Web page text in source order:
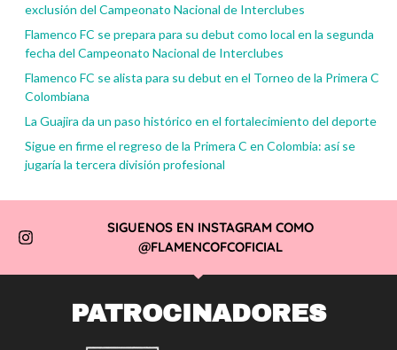
exclusión del Campeonato Nacional de Interclubes
Flamenco FC se prepara para su debut como local en la segunda
fecha del Campeonato Nacional de Interclubes
Flamenco FC se alista para su debut en el Torneo de la Primera C
Colombiana
La Guajira da un paso histórico en el fortalecimiento del deporte
Sigue en firme el regreso de la Primera C en Colombia: así se
jugaría la tercera división profesional
SIGUENOS EN INSTAGRAM COMO
@FLAMENCOFCOFICIAL
PATROCINADORES